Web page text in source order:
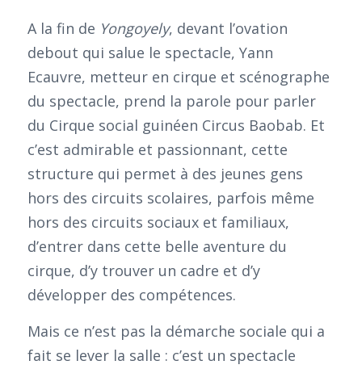
A la fin de Yongoyely, devant l’ovation
debout qui salue le spectacle, Yann
Ecauvre, metteur en cirque et scénographe
du spectacle, prend la parole pour parler
du Cirque social guinéen Circus Baobab. Et
c’est admirable et passionnant, cette
structure qui permet à des jeunes gens
hors des circuits scolaires, parfois même
hors des circuits sociaux et familiaux,
d’entrer dans cette belle aventure du
cirque, d’y trouver un cadre et d’y
développer des compétences.
Mais ce n’est pas la démarche sociale qui a
fait se lever la salle : c’est un spectacle